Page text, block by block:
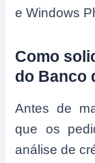
e Windows
Como
do Banco
Antes de
que os
análise de